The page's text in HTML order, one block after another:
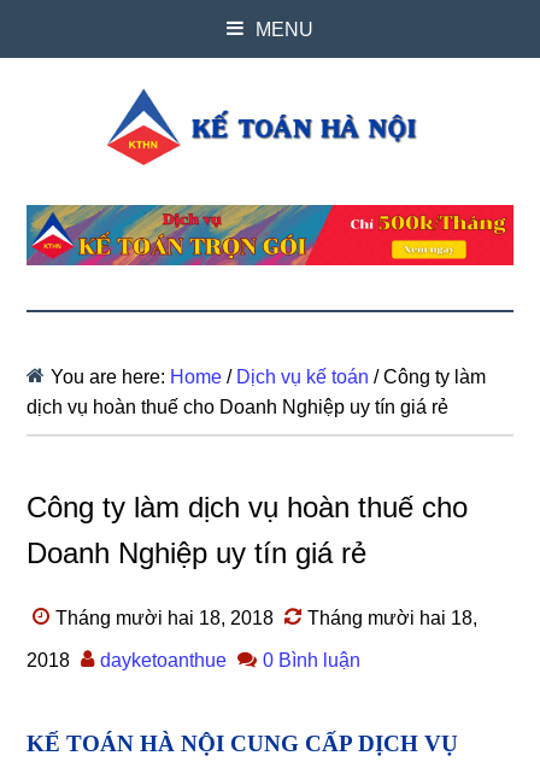
MENU
You are here: Home / Dịch vụ kế toán /Công ty làm
dịch vụ hoàn thuế cho Doanh Nghiệp uy tín giá rẻ
Công ty làm dịch vụ hoàn thuế cho
Doanh Nghiệp uy tín giá rẻ
Tháng mười hai 18, 2018 Tháng mười hai 18,
2018 dayketoanthue 0 Bình luận
KẾ TOÁN HÀ NỘI CUNG CẤP DỊCH VỤ